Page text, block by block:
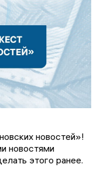
новостей»!
новостями
этого ранее.